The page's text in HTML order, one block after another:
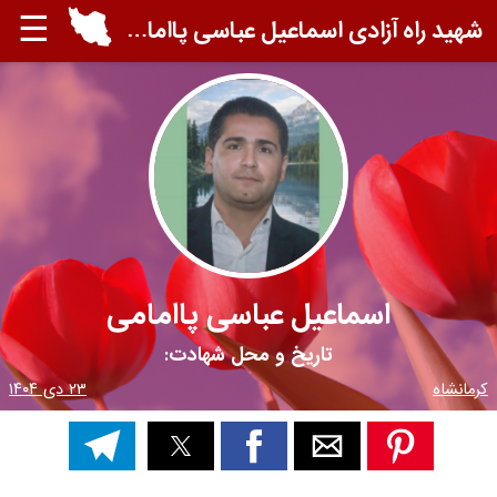
☰ شهید راه آزادی اسماعیل عباسی پاامامی
اسماعیل عباسی پاامامی
تاریخ و محل شهادت:
کرمانشاه ۲۳ دی ۱۴۰۴